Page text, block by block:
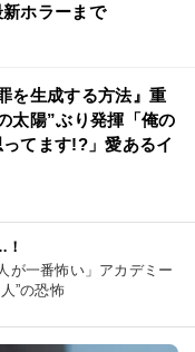
ホラーまで
を生成する方法』重
太陽”ぶり発揮「俺の
てます!?」愛あるイ
が一番怖い」アカデミー
”の恐怖